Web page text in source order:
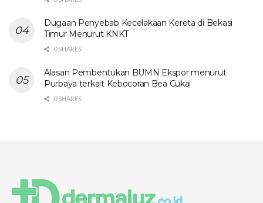
Dugaan Penyebab Kecelakaan Kereta di Bekasi
Timur Menurut KNKT
0 SHARES
Alasan Pembentukan BUMN Ekspor menurut
Purbaya terkait Kebocoran Bea Cukai
0 SHARES